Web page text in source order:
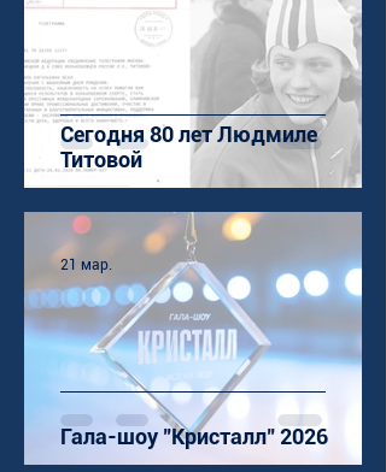
Сегодня 80 лет Людмиле
Титовой
Гала-шоу "Кристалл" 2026
21 мар.